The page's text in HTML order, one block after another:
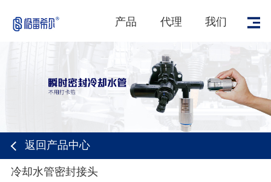
产品 代理 我们
返回产品中心
冷却水管密封接头